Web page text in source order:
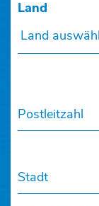
Land
Land
Postleitzahl
Stadt